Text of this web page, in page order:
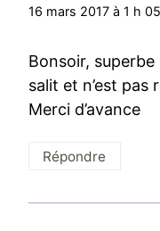
16 mars 2017 à 1 h
Bonsoir,
salit et n’est pas
Merci d’avance
Répondre